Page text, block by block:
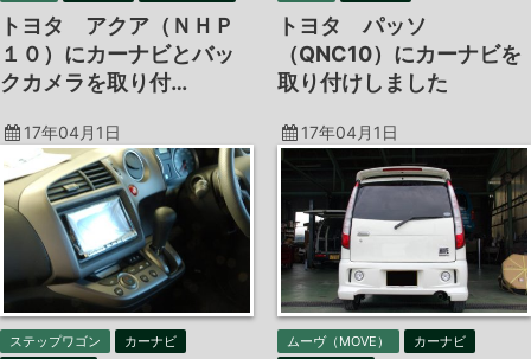
トヨタ アクア（ＮＨＰ
１０）にカーナビとバッ
クカメラを取り付…
トヨタ パッソ
（QNC10）にカーナビを
取り付けしました
17年04月1日
ステップワゴン
カーナビ
17年04月1日
ムーヴ（MOVE）
カーナビ